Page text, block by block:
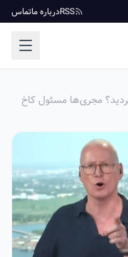
RSSدرباره ماتماس
کردید؟ مجری‌ها مسئول کاخ